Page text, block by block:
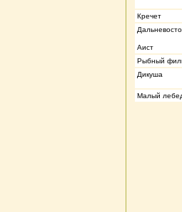
Кречет
Аист
Рыбный
Дикуша
Малый